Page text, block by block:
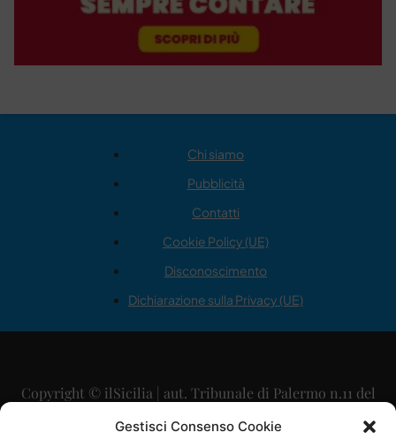
Gestisci Consenso Cookie
Chi siamo
Pubblicità
Contatti
Cookie Policy (UE)
Disconoscimento
Dichiarazione sulla Privacy (UE)
Copyright © ilSicilia | aut. Tribunale di Palermo n.11 del
29/09/2015